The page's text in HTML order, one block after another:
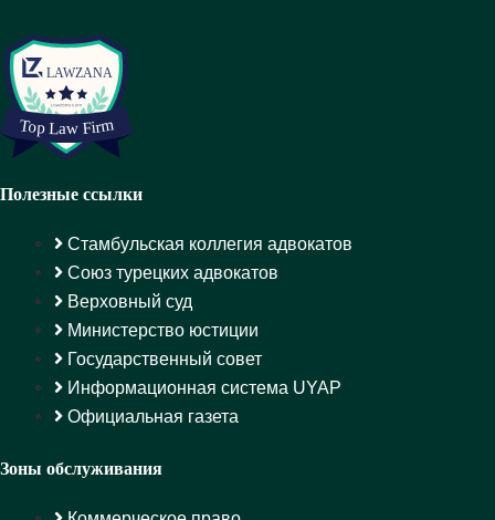
Полезные ссылки
Стамбульская коллегия адвокатов
Союз турецких адвокатов
Верховный суд
Министерство юстиции
Государственный совет
Информационная система UYAP
Официальная газета
Зоны обслуживания